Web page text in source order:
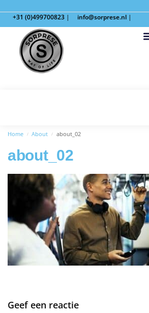
+31 (0)499700823 | info@sorprese.nl |
Home / About / about_02
about_02
Geef een reactie